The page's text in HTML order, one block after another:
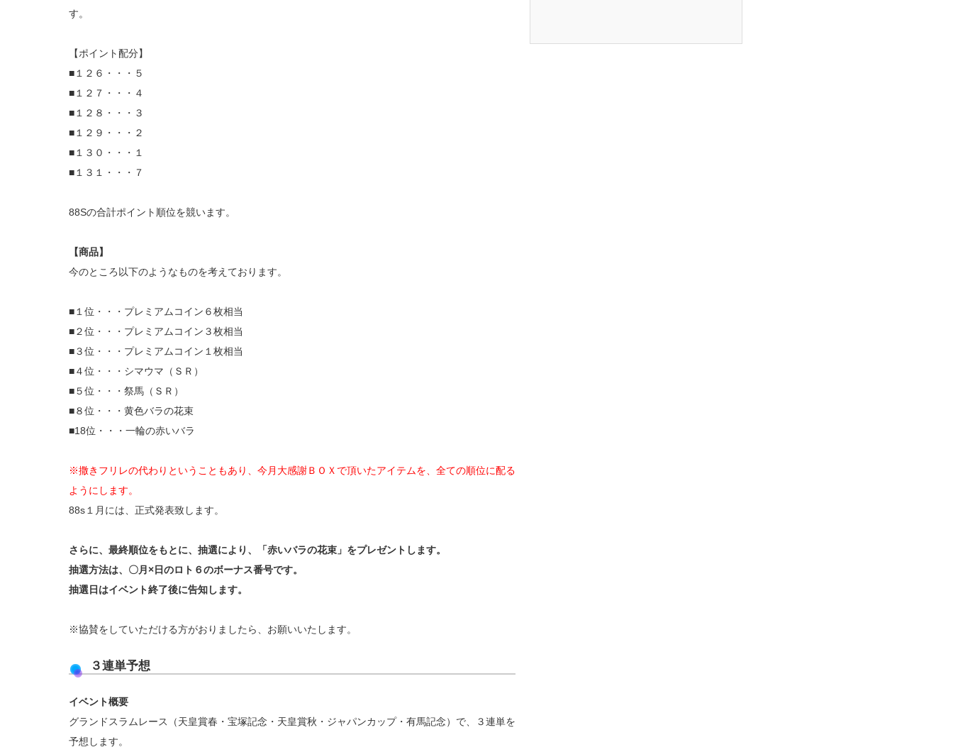
す。
【ポイント配分】
■１２６・・・５
■１２７・・・４
■１２８・・・３
■１２９・・・２
■１３０・・・１
■１３１・・・７
88Sの合計ポイント順位を競います。
【商品】
今のところ以下のようなものを考えております。
■１位・・・プレミアムコイン６枚相当
■２位・・・プレミアムコイン３枚相当
■３位・・・プレミアムコイン１枚相当
■４位・・・シマウマ（ＳＲ）
■５位・・・祭馬（ＳＲ）
■８位・・・黄色バラの花束
■18位・・・一輪の赤いバラ
※撒きフリレの代わりということもあり、今月大感謝ＢＯＸで頂いたアイテムを、全ての順位に配る
ようにします。
88s１月には、正式発表致します。
さらに、最終順位をもとに、抽選により、「赤いバラの花束」をプレゼントします。
抽選方法は、〇月×日のロト６のボーナス番号です。
抽選日はイベント終了後に告知します。
※協賛をしていただける方がおりましたら、お願いいたします。
３連単予想
イベント概要
グランドスラムレース（天皇賞春・宝塚記念・天皇賞秋・ジャパンカップ・有馬記念）で、３連単を
予想します。